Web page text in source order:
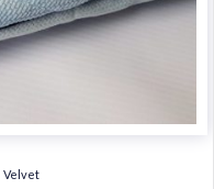
Velvet